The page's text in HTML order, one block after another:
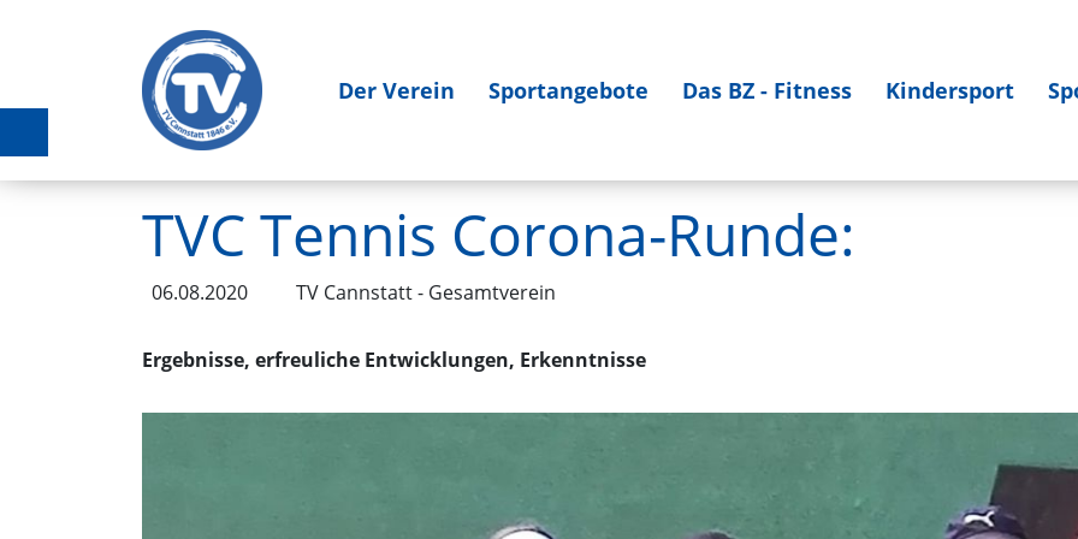
Der Verein Sportangebote Das BZ - Fitness Kindersport
TVC Tennis Corona-Runde:
06.08.2020 TV Cannstatt - Gesamtverein
Ergebnisse, erfreuliche Entwicklungen, Erkenntnisse